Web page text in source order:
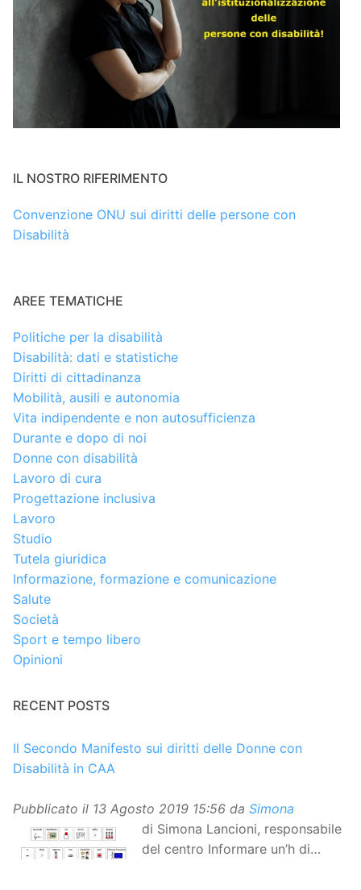
IL NOSTRO RIFERIMENTO
Convenzione ONU sui diritti delle persone con
Disabilità
AREE TEMATICHE
Politiche per la disabilità
Disabilità: dati e statistiche
Diritti di cittadinanza
Mobilità, ausili e autonomia
Vita indipendente e non autosufficienza
Durante e dopo di noi
Donne con disabilità
Lavoro di cura
Progettazione inclusiva
Lavoro
Studio
Tutela giuridica
Informazione, formazione e comunicazione
Salute
Società
Sport e tempo libero
Opinioni
RECENT POSTS
Il Secondo Manifesto sui diritti delle Donne con
Disabilità in CAA
Pubblicato il 13 Agosto 2019 15:56 da Simona
di Simona Lancioni, responsabile
del centro Informare un’h di